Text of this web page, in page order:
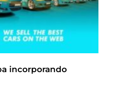
incorporando